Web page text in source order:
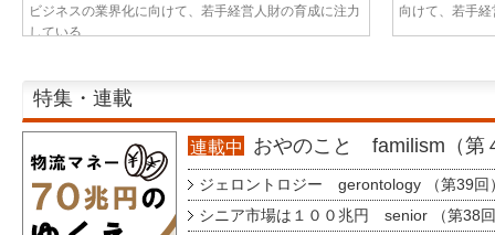
ビジネスの業界化に向けて、若手経営人財の育成に注力
している...
向けて、若手
特集・連載
連載中 おやのこと familism（第
ジェロントロジー gerontology （第39回
シニア市場は１００兆円 senior （第38